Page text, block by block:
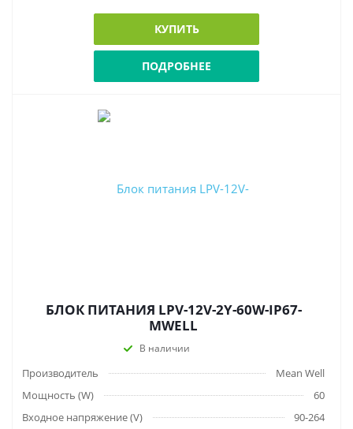
КУПИТЬ
ПОДРОБНЕЕ
БЛОК ПИТАНИЯ LPV-12V-2Y-60W-IP67-
MWELL
В наличии
Производитель
Mean Well
Мощность (W)
60
Входное напряжение (V)
90-264